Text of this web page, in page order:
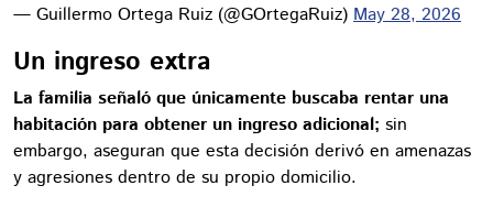
— Guillermo Ortega Ruiz (@GOrtegaRuiz) May 28, 2026
Un ingreso extra
La familia señaló que únicamente buscaba rentar una
habitación para obtener un ingreso adicional; sin
embargo, aseguran que esta decisión derivó en amenazas
y agresiones dentro de su propio domicilio.